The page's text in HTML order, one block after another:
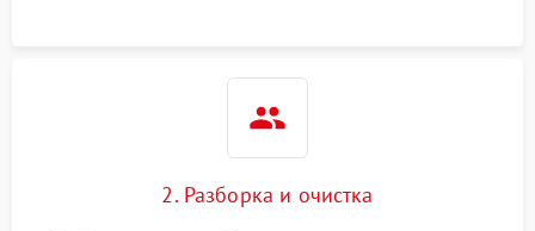
2. Разборка и очистка